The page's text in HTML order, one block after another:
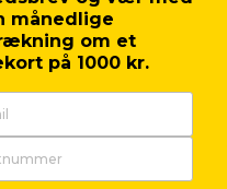
& skruemaskine
månedlige
om et
på 1000 kr.